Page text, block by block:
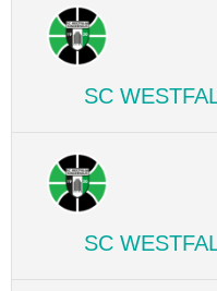
SC
SC